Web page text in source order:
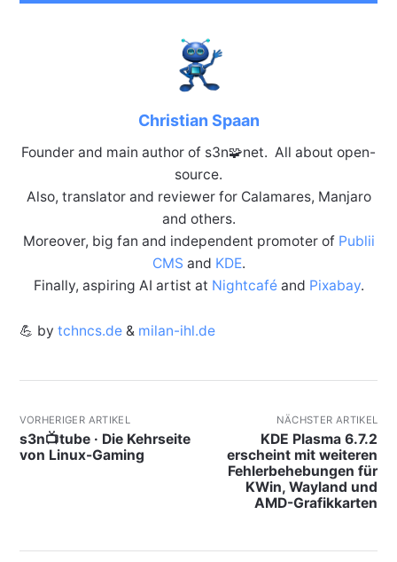
Christian Spaan
Founder and main author of s3n🧩net. All about open-
source.
Also, translator and reviewer for Calamares, Manjaro
and others.
Moreover, big fan and independent promoter of Publii
CMS and KDE.
Finally, aspiring AI artist at Nightcaféand Pixabay.
💪 by tchncs.de& milan-ihl.de
VORHERIGER ARTIKEL
s3n📺tube · Die Kehrseite
von Linux-Gaming
NÄCHSTER ARTIKEL
KDE Plasma 6.7.2
erscheint mit weiteren
Fehlerbehebungen für
KWin, Wayland und
AMD-Grafikkarten